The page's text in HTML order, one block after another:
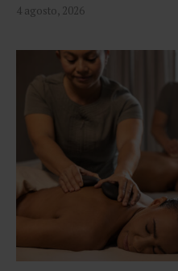
4 agosto, 2026